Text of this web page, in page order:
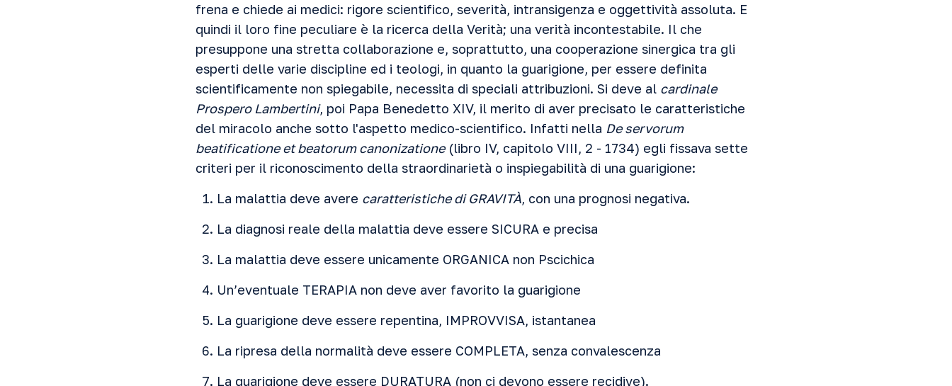
frena e chiede ai medici: rigore scientifico, severità, intransigenza e oggettività assoluta. E
quindi il loro fine peculiare è la ricerca della Verità; una verità incontestabile. Il che
presuppone una stretta collaborazione e, soprattutto, una cooperazione sinergica tra gli
esperti delle varie discipline ed i teologi, in quanto la guarigione, per essere definita
scientificamente non spiegabile, necessita di speciali attribuzioni. Si deve al cardinale
Prospero Lambertini, poi Papa Benedetto XIV, il merito di aver precisato le caratteristiche
del miracolo anche sotto l'aspetto medico-scientifico. Infatti nella De servorum
beatificatione et beatorum canonizatione(libro IV, capitolo VIII, 2 - 1734) egli fissava sette
criteri per il riconoscimento della straordinarietà o inspiegabilità di una guarigione:
La malattia deve avere caratteristiche di GRAVITÀ, con una prognosi negativa.
La diagnosi reale della malattia deve essere SICURA e precisa
La malattia deve essere unicamente ORGANICA non Pscichica
Un’eventuale TERAPIA non deve aver favorito la guarigione
La guarigione deve essere repentina, IMPROVVISA, istantanea
La ripresa della normalità deve essere COMPLETA, senza convalescenza
La guarigione deve essere DURATURA (non ci devono essere recidive).